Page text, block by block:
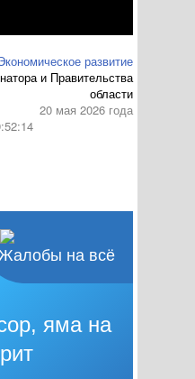
развитие
и Правительства
области
20 мая 2026 года
на всё
яма на